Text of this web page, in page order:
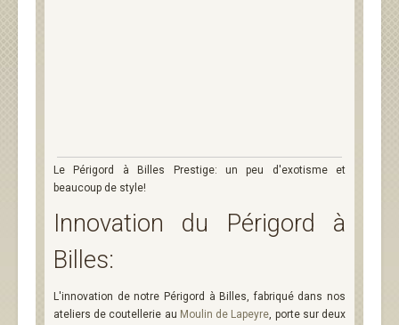
Le Périgord à Billes Prestige: un peu d'exotisme et
beaucoup de style!
Innovation du Périgord à
Billes:
L'innovation de notre Périgord à Billes, fabriqué dans nos
ateliers de coutellerie au Moulin de Lapeyre, porte sur deux